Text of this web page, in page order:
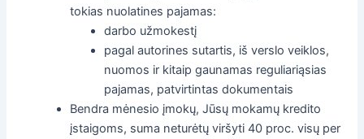
tokias nuolatines pajamas:
darbo užmokestį
pagal autorines sutartis, iš verslo veiklos,
nuomos ir kitaip gaunamas reguliariąsias
pajamas, patvirtintas dokumentais
Bendra mėnesio įmokų, Jūsų mokamų kredito
įstaigoms, suma neturėtų viršyti 40 proc. visų per